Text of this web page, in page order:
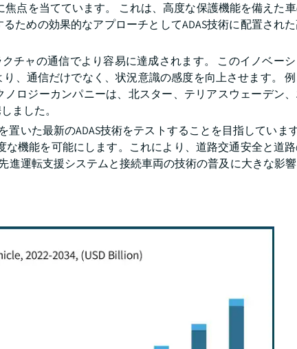
点を当てています。 これは、高度な保護機能を備えた
ための効果的なアプローチとしてADAS技術に配置され
チャの通信でより容易に達成されます。 このイノベーシ
、通信だけでなく、状況意識の感度を向上させます。 例
ロジーカンパニーは、北スター、テリアスウェーデン
ました。
いた最新のADAS技術をテストすることを目指していま
機能を可能にします。これにより、道路交通安全と道
進運転支援システムと接続車両の技術の普及に大きな影